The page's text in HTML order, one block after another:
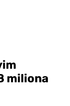
miliona